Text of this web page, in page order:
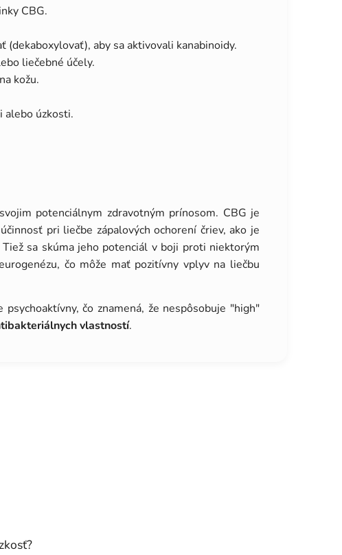
CBG.
(dekaboxylovať), aby sa aktivovali kanabinoidy.
liečebné účely.
kožu.
alebo úzkosti.
potenciálnym zdravotným prínosom. CBG je
pri liečbe zápalových ochorení čriev, ako je
sa skúma jeho potenciál v boji proti niektorým
čo môže mať pozitívny vplyv na liečbu
čo znamená, že nespôsobuje "high"
vlastností.